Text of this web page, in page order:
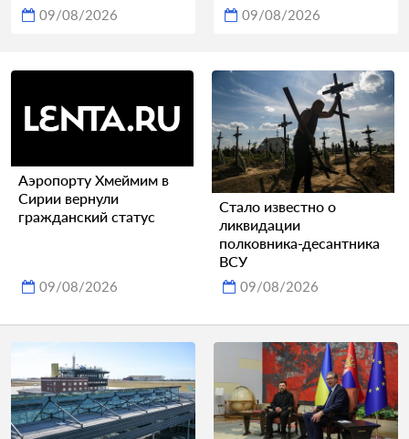
09/08/2026 09/08/2026
Аэропорту Хмеймим в
Сирии вернули
гражданский статус
09/08/2026
Стало известно о
ликвидации
полковника-десантника
ВСУ
09/08/2026